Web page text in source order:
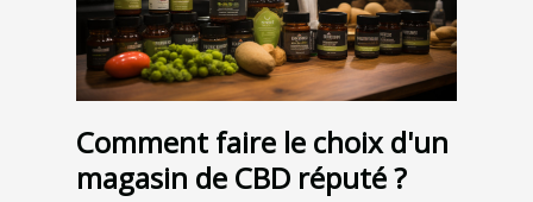
Comment faire le choix d'un
magasin de CBD réputé ?